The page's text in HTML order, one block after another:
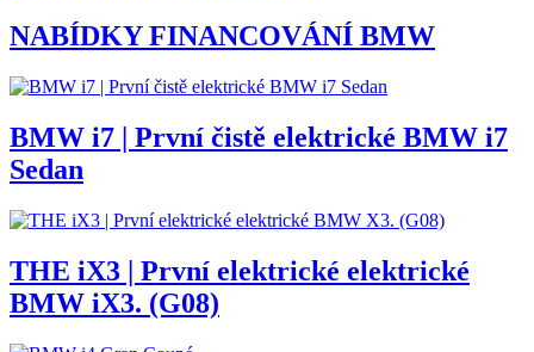
NABÍDKY FINANCOVÁNÍ BMW
BMW i7 | První čistě elektrické BMW i7
Sedan
THE iX3 | První elektrické elektrické
BMW iX3. (G08)